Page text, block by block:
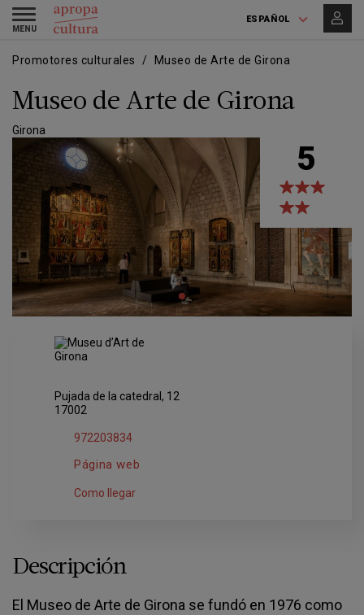
Pasar
contenido
Skip
main
ESPAÑOL
Toggle
navigation
Promotores culturales Museo de Arte de Girona
Museo de Arte de Girona
Girona
5
Pujada de la catedral, 12
17002
972203834
Página web
Como llegar
Descripción
El Museo de Arte de Girona se fundó en 1976 como